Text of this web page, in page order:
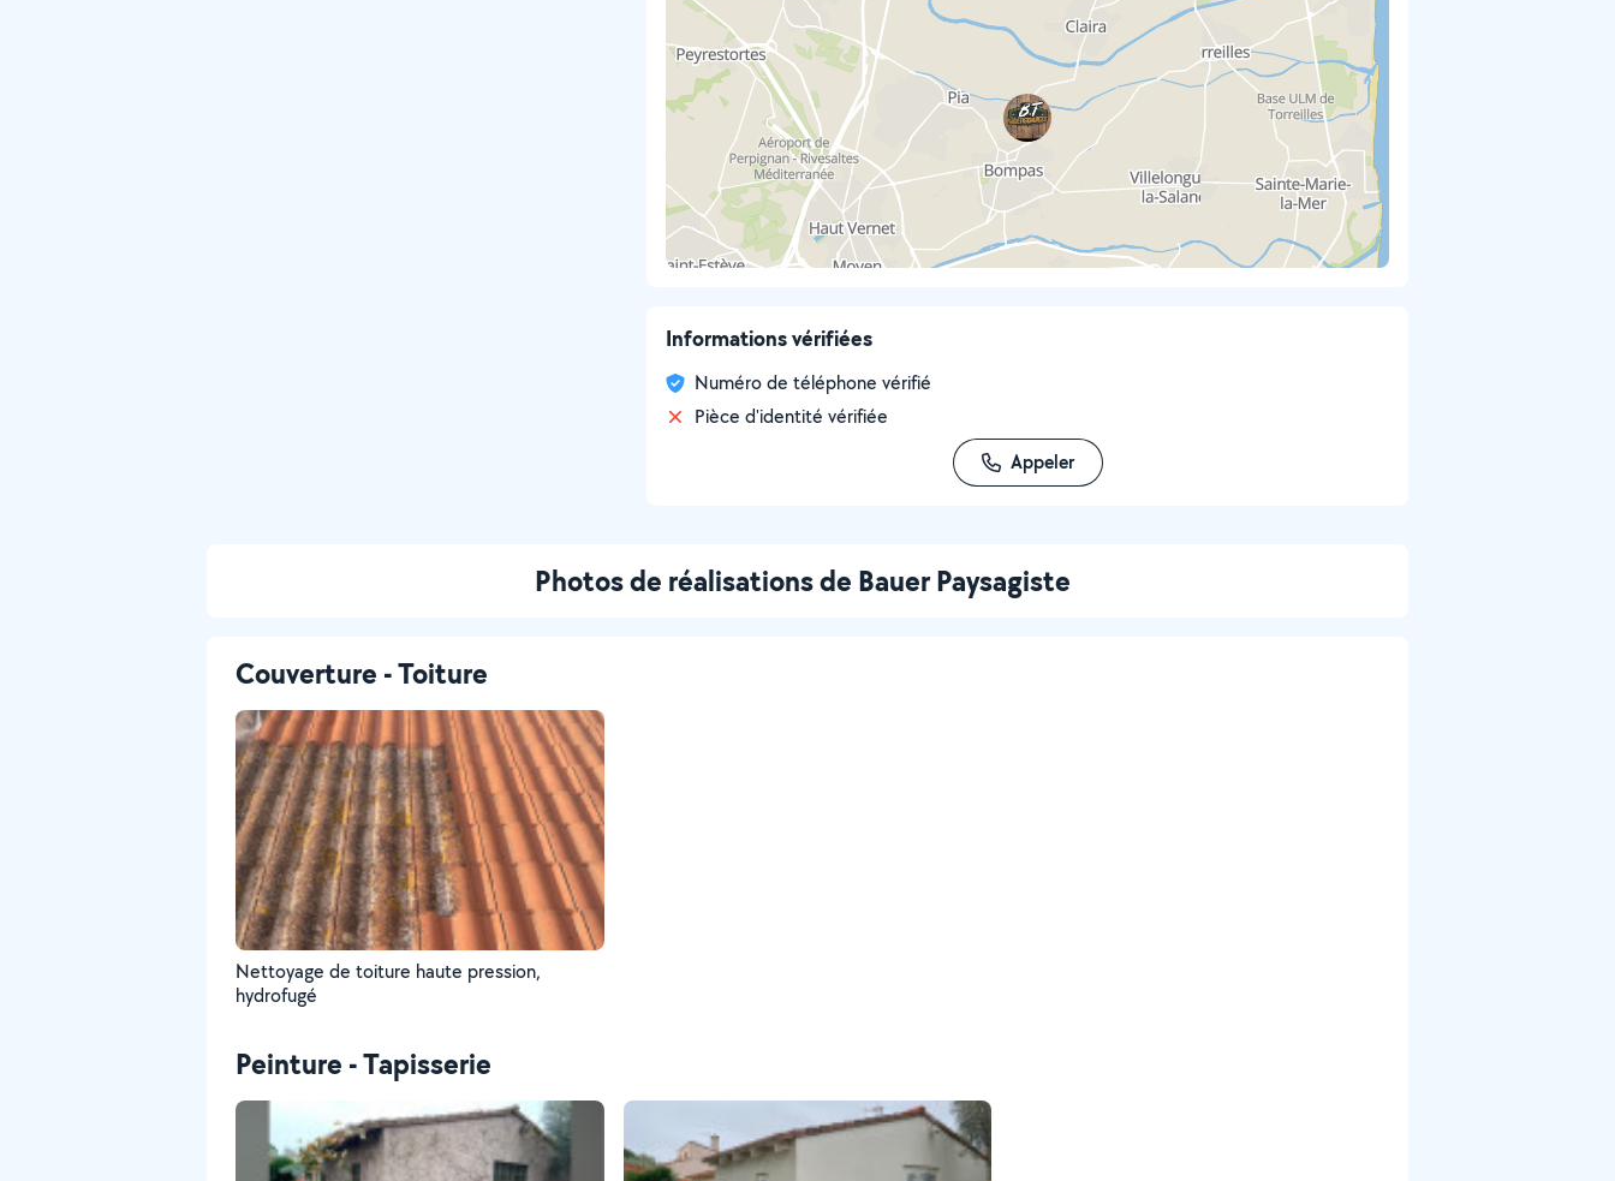
Informations vérifiées
Numéro de téléphone vérifié
Pièce d'identité vérifiée
Appeler
Photos de réalisations de Bauer Paysagiste
Couverture - Toiture
Nettoyage de toiture haute pression,
hydrofugé
Peinture - Tapisserie